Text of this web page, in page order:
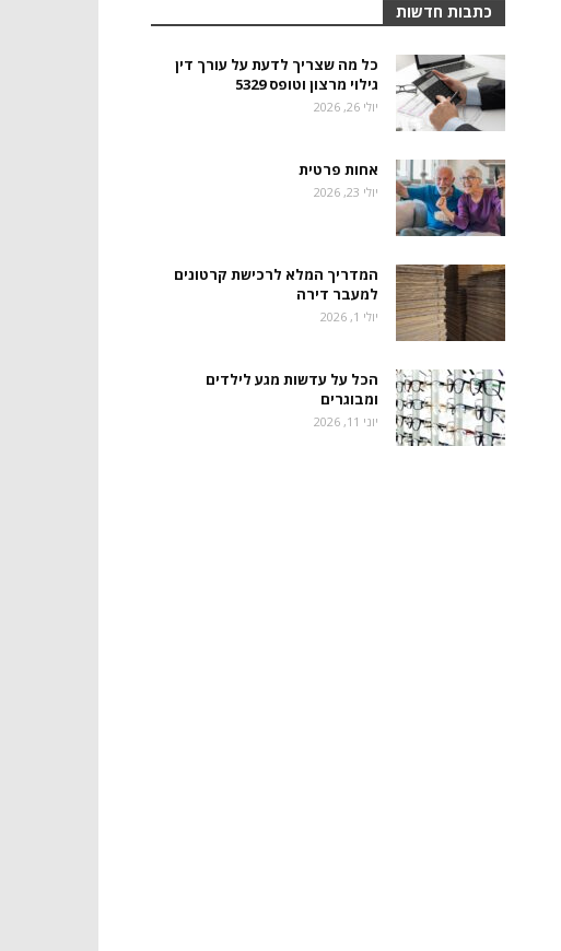
כתבות חדשות
כל מה שצריך לדעת על עורך דין
גילוי מרצון וטופס 5329
יולי 26, 2026
אחות פרטית
יולי 23, 2026
המדריך המלא לרכישת קרטונים
למעבר דירה
יולי 1, 2026
הכל על עדשות מגע לילדים
ומבוגרים
יוני 11, 2026